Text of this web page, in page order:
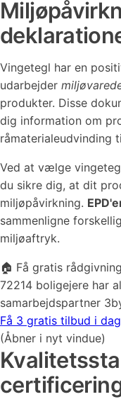
Vingetegl har en
udarbejder
produkter. Disse
dig information om
råmaterialeudvinding
Ved at vælge
du sikre dig, at dit
miljøpåvirkning.
sammenligne
miljøaftryk.
🏠 Få gratis
72214 boligejere har
samarbejdspartner
Få 3 gratis tilbud i dag
(Åbner i nyt vindue)